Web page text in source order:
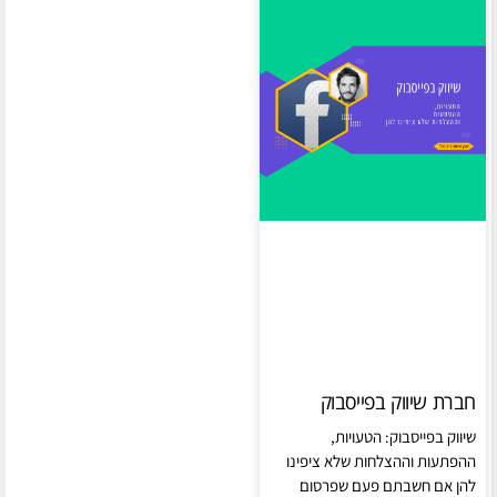
חברת שיווק בפייסבוק
שיווק בפייסבוק: הטעויות,
ההפתעות וההצלחות שלא ציפינו
להן אם חשבתם פעם שפרסום